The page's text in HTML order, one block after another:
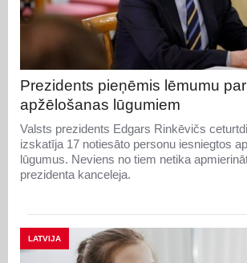
Prezidents pieņēmis lēmumu
apžēlošanas lūgumiem
Valsts prezidents Edgars Rinkēvičs
izskatīja 17 notiesāto personu iesniegtos
lūgumus. Neviens no tiem netika
prezidenta kanceleja.
LATVIJA